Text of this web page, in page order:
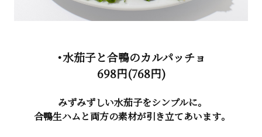
・水茄子と合鴨のカルパッチョ
698円(768円)
みずみずしい水茄子をシンプルに。
合鴨生ハムと両方の素材が引き立てあいます。